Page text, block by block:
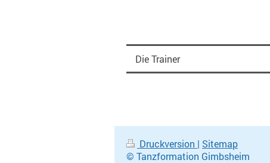
Die Trainer
Druckversion | Sitemap
© Tanzformation Gimbsheim